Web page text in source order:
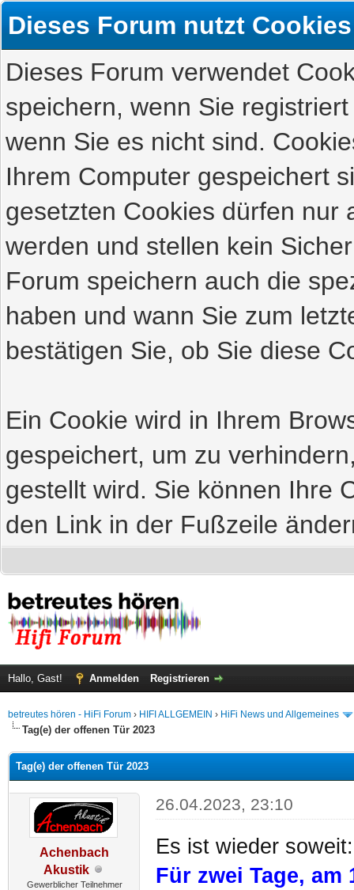
Dieses Forum nutzt Cookies
Dieses Forum verwendet
speichern, wenn Sie
wenn Sie es nicht sind.
Ihrem Computer gespeichert
gesetzten Cookies dürfen nur
werden und stellen kein
Forum speichern auch die
haben und wann Sie zum
bestätigen Sie, ob Sie diese
Ein Cookie wird in Ihrem
gespeichert, um zu
gestellt wird. Sie können Ihre
den Link in der Fußzeile
Hallo, Gast! Anmelden Registrieren
betreutes hören - HiFi Forum › HIFI ALLGEMEIN › HiFi News und Allgemeines
Tag(e) der offenen Tür 2023
Tag(e) der offenen Tür 2023
Achenbach
Akustik
Gewerblicher Teilnehmer
26.04.2023, 23:10
Es ist wieder soweit:
Für zwei Tage, am